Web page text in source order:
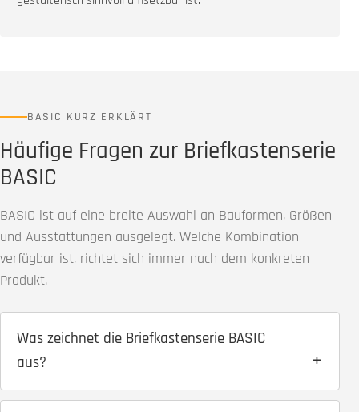
BASIC KURZ ERKLÄRT
Häufige Fragen zur Briefkastenserie
BASIC
BASIC ist auf eine breite Auswahl an Bauformen, Größen
und Ausstattungen ausgelegt. Welche Kombination
verfügbar ist, richtet sich immer nach dem konkreten
Produkt.
Was zeichnet die Briefkastenserie BASIC
aus?